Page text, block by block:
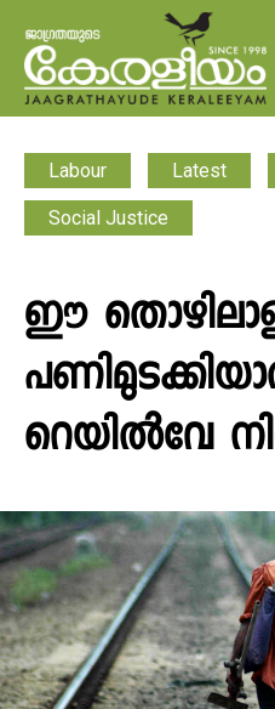
Labour Latest
Social Justice
ഈ
റെയിൽവേ